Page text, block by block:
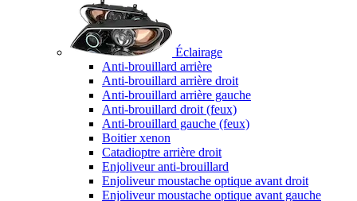
Éclairage
Anti-brouillard arrière
Anti-brouillard arrière droit
Anti-brouillard arrière gauche
Anti-brouillard droit (feux)
Anti-brouillard gauche (feux)
Boitier xenon
Catadioptre arrière droit
Enjoliveur anti-brouillard
Enjoliveur moustache optique avant droit
Enjoliveur moustache optique avant gauche